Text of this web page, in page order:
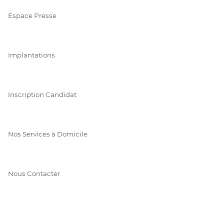
Espace Presse
Implantations
Inscription Candidat
Nos Services à Domicile
Nous Contacter